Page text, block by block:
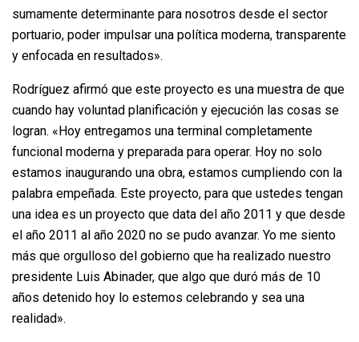
sumamente determinante para nosotros desde el sector
portuario, poder impulsar una política moderna, transparente
y enfocada en resultados».
Rodríguez afirmó que este proyecto es una muestra de que
cuando hay voluntad planificación y ejecución las cosas se
logran. «Hoy entregamos una terminal completamente
funcional moderna y preparada para operar. Hoy no solo
estamos inaugurando una obra, estamos cumpliendo con la
palabra empeñada. Este proyecto, para que ustedes tengan
una idea es un proyecto que data del año 2011 y que desde
el año 2011 al año 2020 no se pudo avanzar. Yo me siento
más que orgulloso del gobierno que ha realizado nuestro
presidente Luis Abinader, que algo que duró más de 10
años detenido hoy lo estemos celebrando y sea una
realidad».